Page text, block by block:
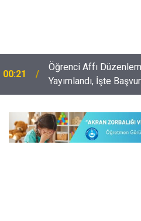
00:21
Öğrenci Affı
Yayımlandı, İşte